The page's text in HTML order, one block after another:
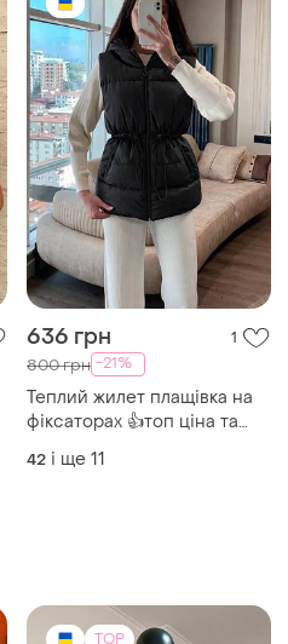
636 грн 1
800 грн -21%
Теплий жилет плащівка на
фіксаторах 👍топ ціна та
якість
42 і ще 11
TOP